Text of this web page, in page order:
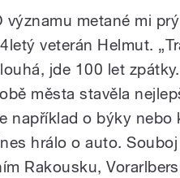
významu metané mi
veterán Helmut.
jde 100 let
města stavěla
například o býky nebo
hrálo o auto.
Rakousku,